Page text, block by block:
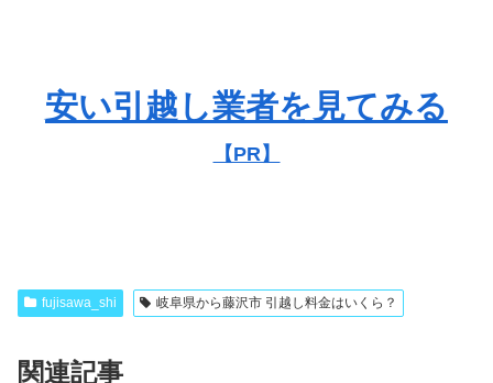
安い引越し業者を見てみる
【PR】
fujisawa_shi 岐阜県から藤沢市 引越し料金はいくら？
関連記事